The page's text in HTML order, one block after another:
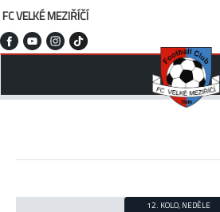
FC VELKÉ MEZIŘÍČÍ
12. KOLO, NEDĚLE